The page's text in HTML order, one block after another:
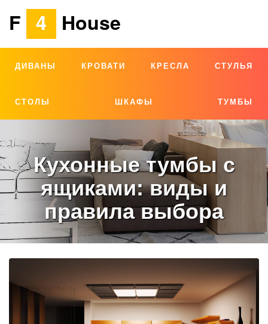
F 4 House
ДИВАНЫ КРОВАТИ КРЕСЛА СТУЛЬЯ
СТОЛЫ ШКАФЫ ТУМБЫ
Кухонные тумбы с
ящиками: виды и
правила выбора